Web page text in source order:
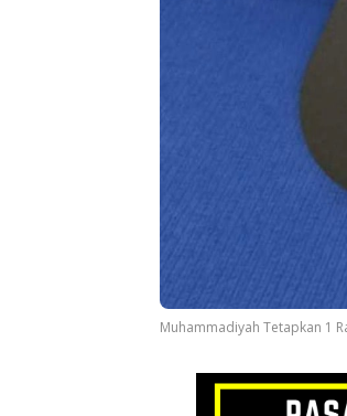
Muhammadiyah Tetapkan 1